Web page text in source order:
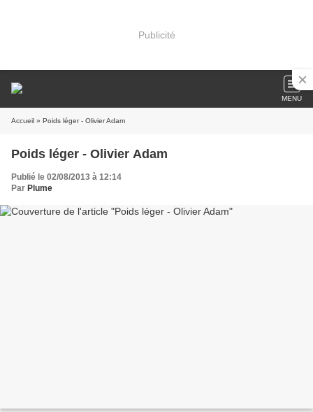
Publicité
MENU
Accueil » Poids léger - Olivier Adam
Poids léger - Olivier Adam
Publié le 02/08/2013 à 12:14
Par Plume